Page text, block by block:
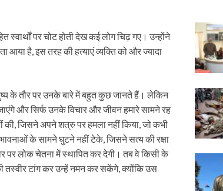
स्वार्थों पर चोट होती देख कई लोग चिढ़ गए। उन्होंने
आया है, इस तरह की हत्याएं व्यक्ति को और ज्यादा
के तौर पर उनके बारे में बहुत कुछ जानते हैं। लेकिन
और सिर्फ उनके विचार और जीवन हमारे सामने रह
की, जिसने अपने शत्रु पर हमला नहीं किया, जो कभी
के सामने घुटने नहीं टेके, जिसने सत्य की रक्षा
पर लोक चेतना में स्थापित कर देगी। तब वे किसी के
तस्वीर टांग कर उन्हें नमन कर सकेंगे, क्योंकि उस